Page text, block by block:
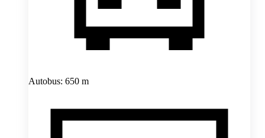
Autobus: 650 m